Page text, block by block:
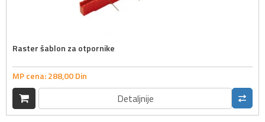
Raster šablon za otpornike
MP cena:288,00Din
Detaljnije